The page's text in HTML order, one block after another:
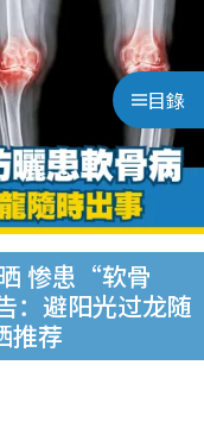
目錄
惨患“软骨
：避阳光过龙随
推荐